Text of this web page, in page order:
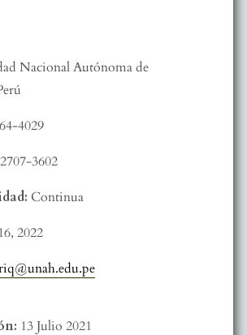
Nacional Autónoma de
4029
2707-3602
Continua
2022
13 Julio 2021